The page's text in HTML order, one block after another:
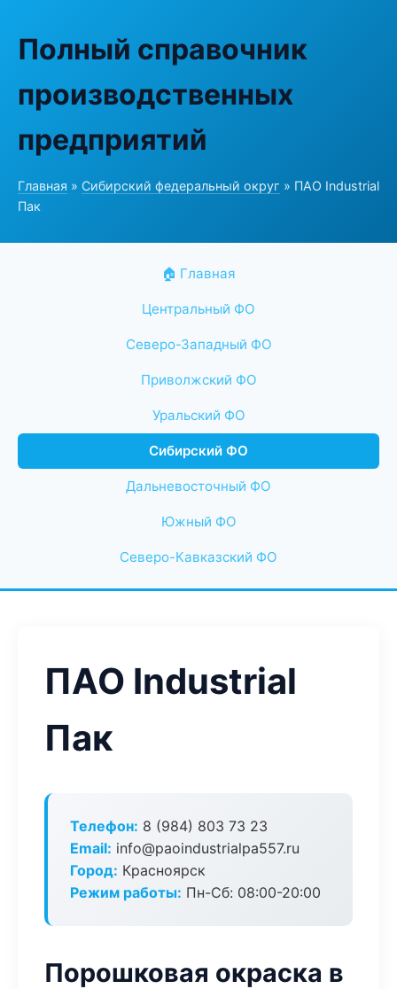
Полный справочник
производственных
предприятий
Главная » Сибирский федеральный округ » ПАО Industrial
Пак
🏠 Главная
Центральный ФО
Северо-Западный ФО
Приволжский ФО
Уральский ФО
Сибирский ФО
Дальневосточный ФО
Южный ФО
Северо-Кавказский ФО
ПАО Industrial
Пак
Телефон: 8 (984) 803 73 23
Email: info@paoindustrialpa557.ru
Город: Красноярск
Режим работы: Пн-Сб: 08:00-20:00
Порошковая окраска в